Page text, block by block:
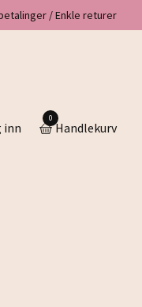
/ Enkle returer
inn
0
Handlekurv